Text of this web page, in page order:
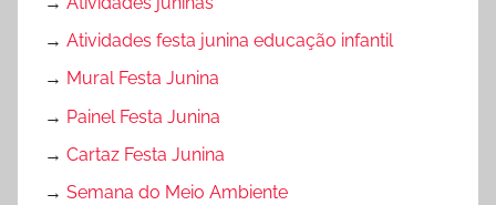
→ Atividades festa junina educação infantil
→ Mural Festa Junina
→ Painel Festa Junina
→ Cartaz Festa Junina
→ Semana do Meio Ambiente